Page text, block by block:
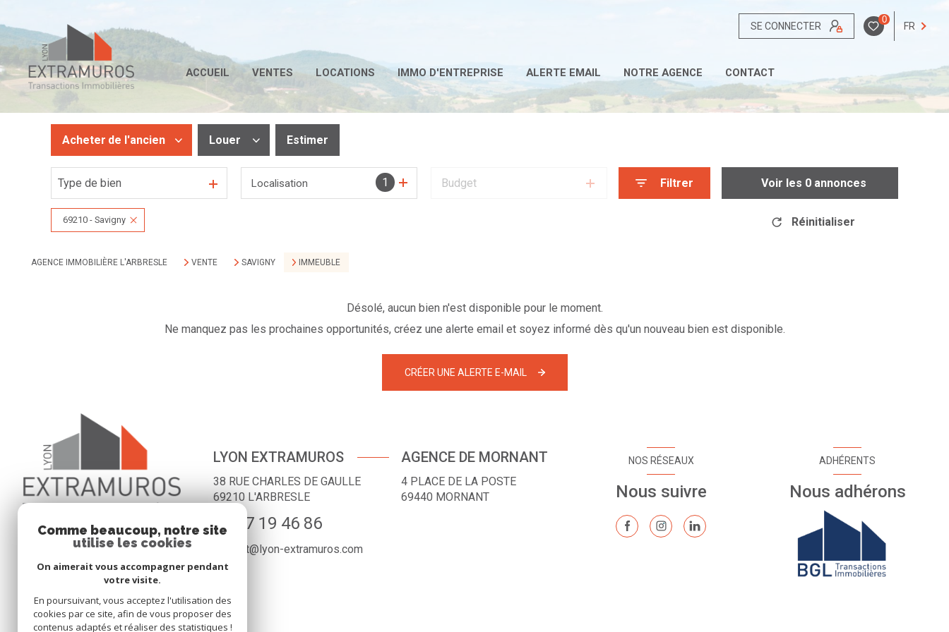
SE CONNECTER
0
FR
ACCUEIL VENTES LOCATIONS IMMO D'ENTREPRISE ALERTE EMAIL NOTRE AGENCE CONTACT
Acheter de l'ancien
De l'ancien
De l'immo pro
Louer
De l'immo pro
Estimer
Type de bien 1
Localisation Budget Filtrer Voir les 0annonces
69210 - Savigny Réinitialiser
AGENCE IMMOBILIÈRE L'ARBRESLE VENTE SAVIGNY IMMEUBLE
Désolé, aucun bien n'est disponible pour le moment.
Ne manquez pas les prochaines opportunités, créez une alerte email et soyez informé dès qu'un nouveau bien est disponible.
CRÉER UNE ALERTE E-MAIL
LYON EXTRAMUROS
38 RUE CHARLES DE GAULLE
69210 L'ARBRESLE
04 27 19 46 86
contact@lyon-extramuros.com
AGENCE DE MORNANT
4 PLACE DE LA POSTE
69440 MORNANT
NOS RÉSEAUX
Nous suivre
ADHÉRENTS
Nous adhérons
Comme beaucoup, notre site
utilise les cookies
On aimerait vous accompagner pendant
votre visite.
En poursuivant, vous acceptez l'utilisation des
cookies par ce site, afin de vous proposer des
contenus adaptés et réaliser des statistiques !